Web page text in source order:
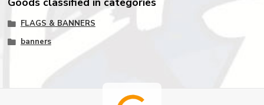
FLAGS & BANNERS
banners